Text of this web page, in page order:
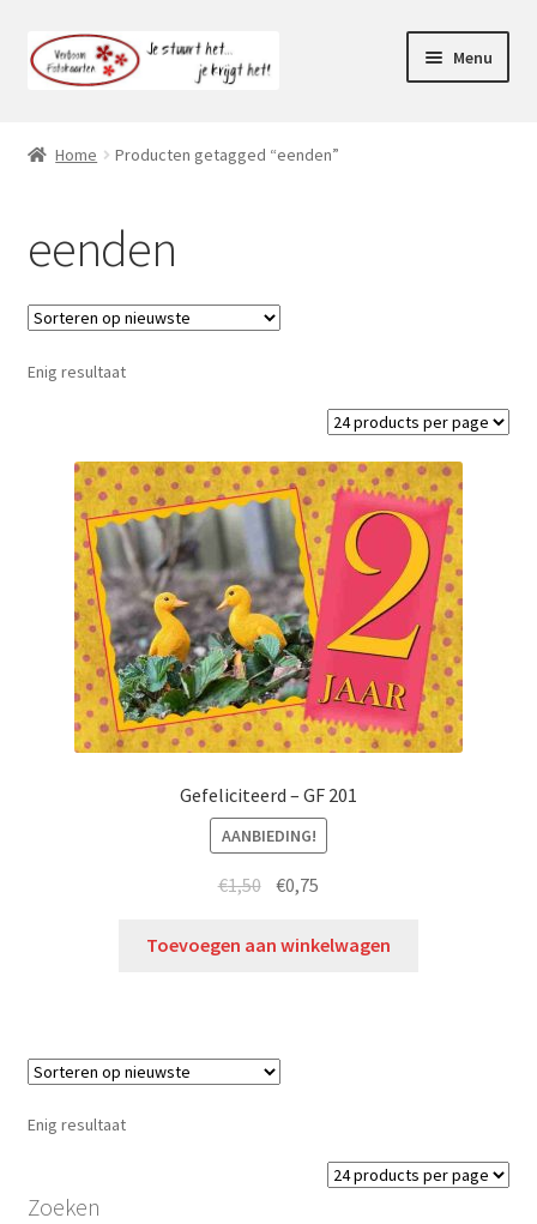
Ga
door
Ga
naar
Menu
Mijn account
Home Producten getagged “eenden”
eenden
Enig resultaat
Gefeliciteerd – GF 201
AANBIEDING!
€1,50 €0,75
Toevoegen aan winkelwagen
Enig resultaat
Zoeken